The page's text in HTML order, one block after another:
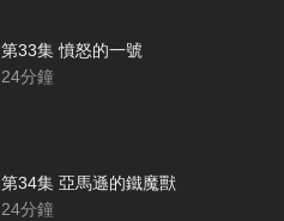
第33集 憤怒的一號
24分鐘
第34集 亞馬遜的鐵魔獸
24分鐘